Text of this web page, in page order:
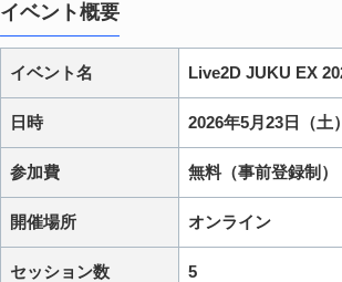
イベント概要
イベント名 Live2D JUKU EX
日時 2026年5月23日（土
参加費 無料（事前登録制）
開催場所 オンライン
セッション数 5